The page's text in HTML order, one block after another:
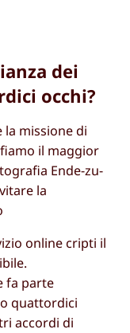
dei
occhi?
missione di
il maggior
Ende-zu-
la
online cripti il
fa parte
o quattordici
accordi di